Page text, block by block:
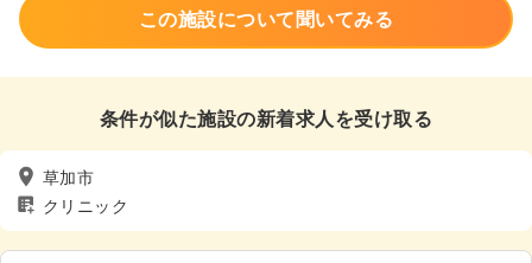
この施設について聞いてみる
条件が似た施設の新着求人を受け取る
草加市
クリニック